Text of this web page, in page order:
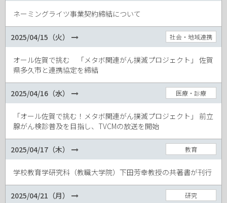
ネーミングライツ事業契約締結について
2025/04/15（火）
オール佐賀で挑む 「メタボ関連がん撲滅プロジェクト」 佐賀
県多久市と連携協定を締結
社会・地域連携
2025/04/16（水）
「オール佐賀で挑む！メタボ関連がん撲滅プロジェクト」 前立
腺がん検診普及を目指し、TVCMの放送を開始
医療・診療
2025/04/17（木）
学校教育学研究科（教職大学院）下田芳幸教授の共著書が刊行
教育
2025/04/21（月） 研究